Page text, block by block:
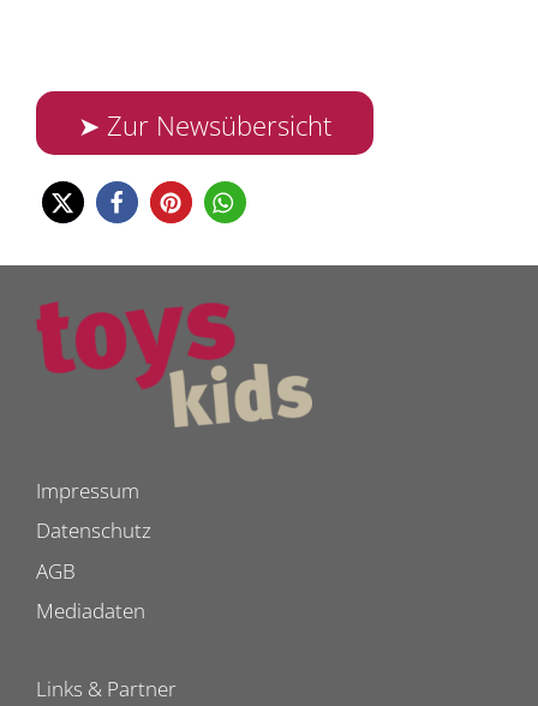
➤ Zur Newsübersicht
Impressum
Datenschutz
AGB
Mediadaten
Links & Partner